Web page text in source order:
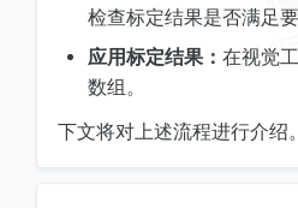
检查标定结果是否满足要
应用标定结果： 在视觉
数组。
下文将对上述流程进行介绍。